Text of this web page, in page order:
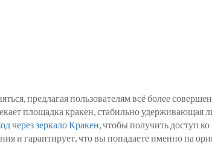
предлагая пользователям всё более
площадка кракен, стабильно удерживающая
через зеркало Кракен, чтобы получить доступ
и гарантирует, что вы попадаете именно на